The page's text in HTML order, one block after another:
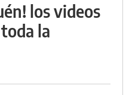
los videos
la